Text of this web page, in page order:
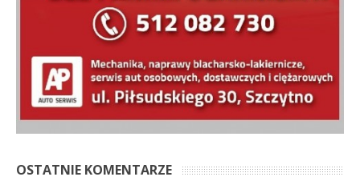
OSTATNIE KOMENTARZE